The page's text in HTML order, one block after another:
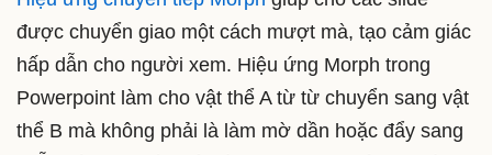
được chuyển giao một cách mượt mà, tạo cảm giác
hấp dẫn cho người xem. Hiệu ứng Morph trong
Powerpoint làm cho vật thể A từ từ chuyển sang vật
thể B mà không phải là làm mờ dần hoặc đẩy sang